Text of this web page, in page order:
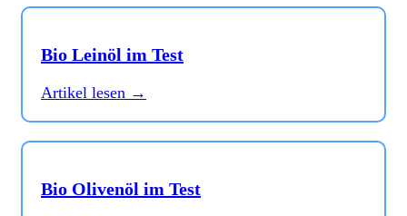
Bio Leinöl im Test
Artikel lesen →
Bio Olivenöl im Test